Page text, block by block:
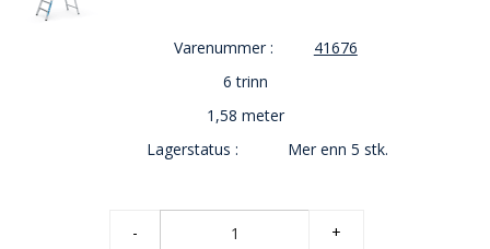
Varenummer :
41676
6 trinn
1,58 meter
Lagerstatus :
Mer enn 5 stk.
- +